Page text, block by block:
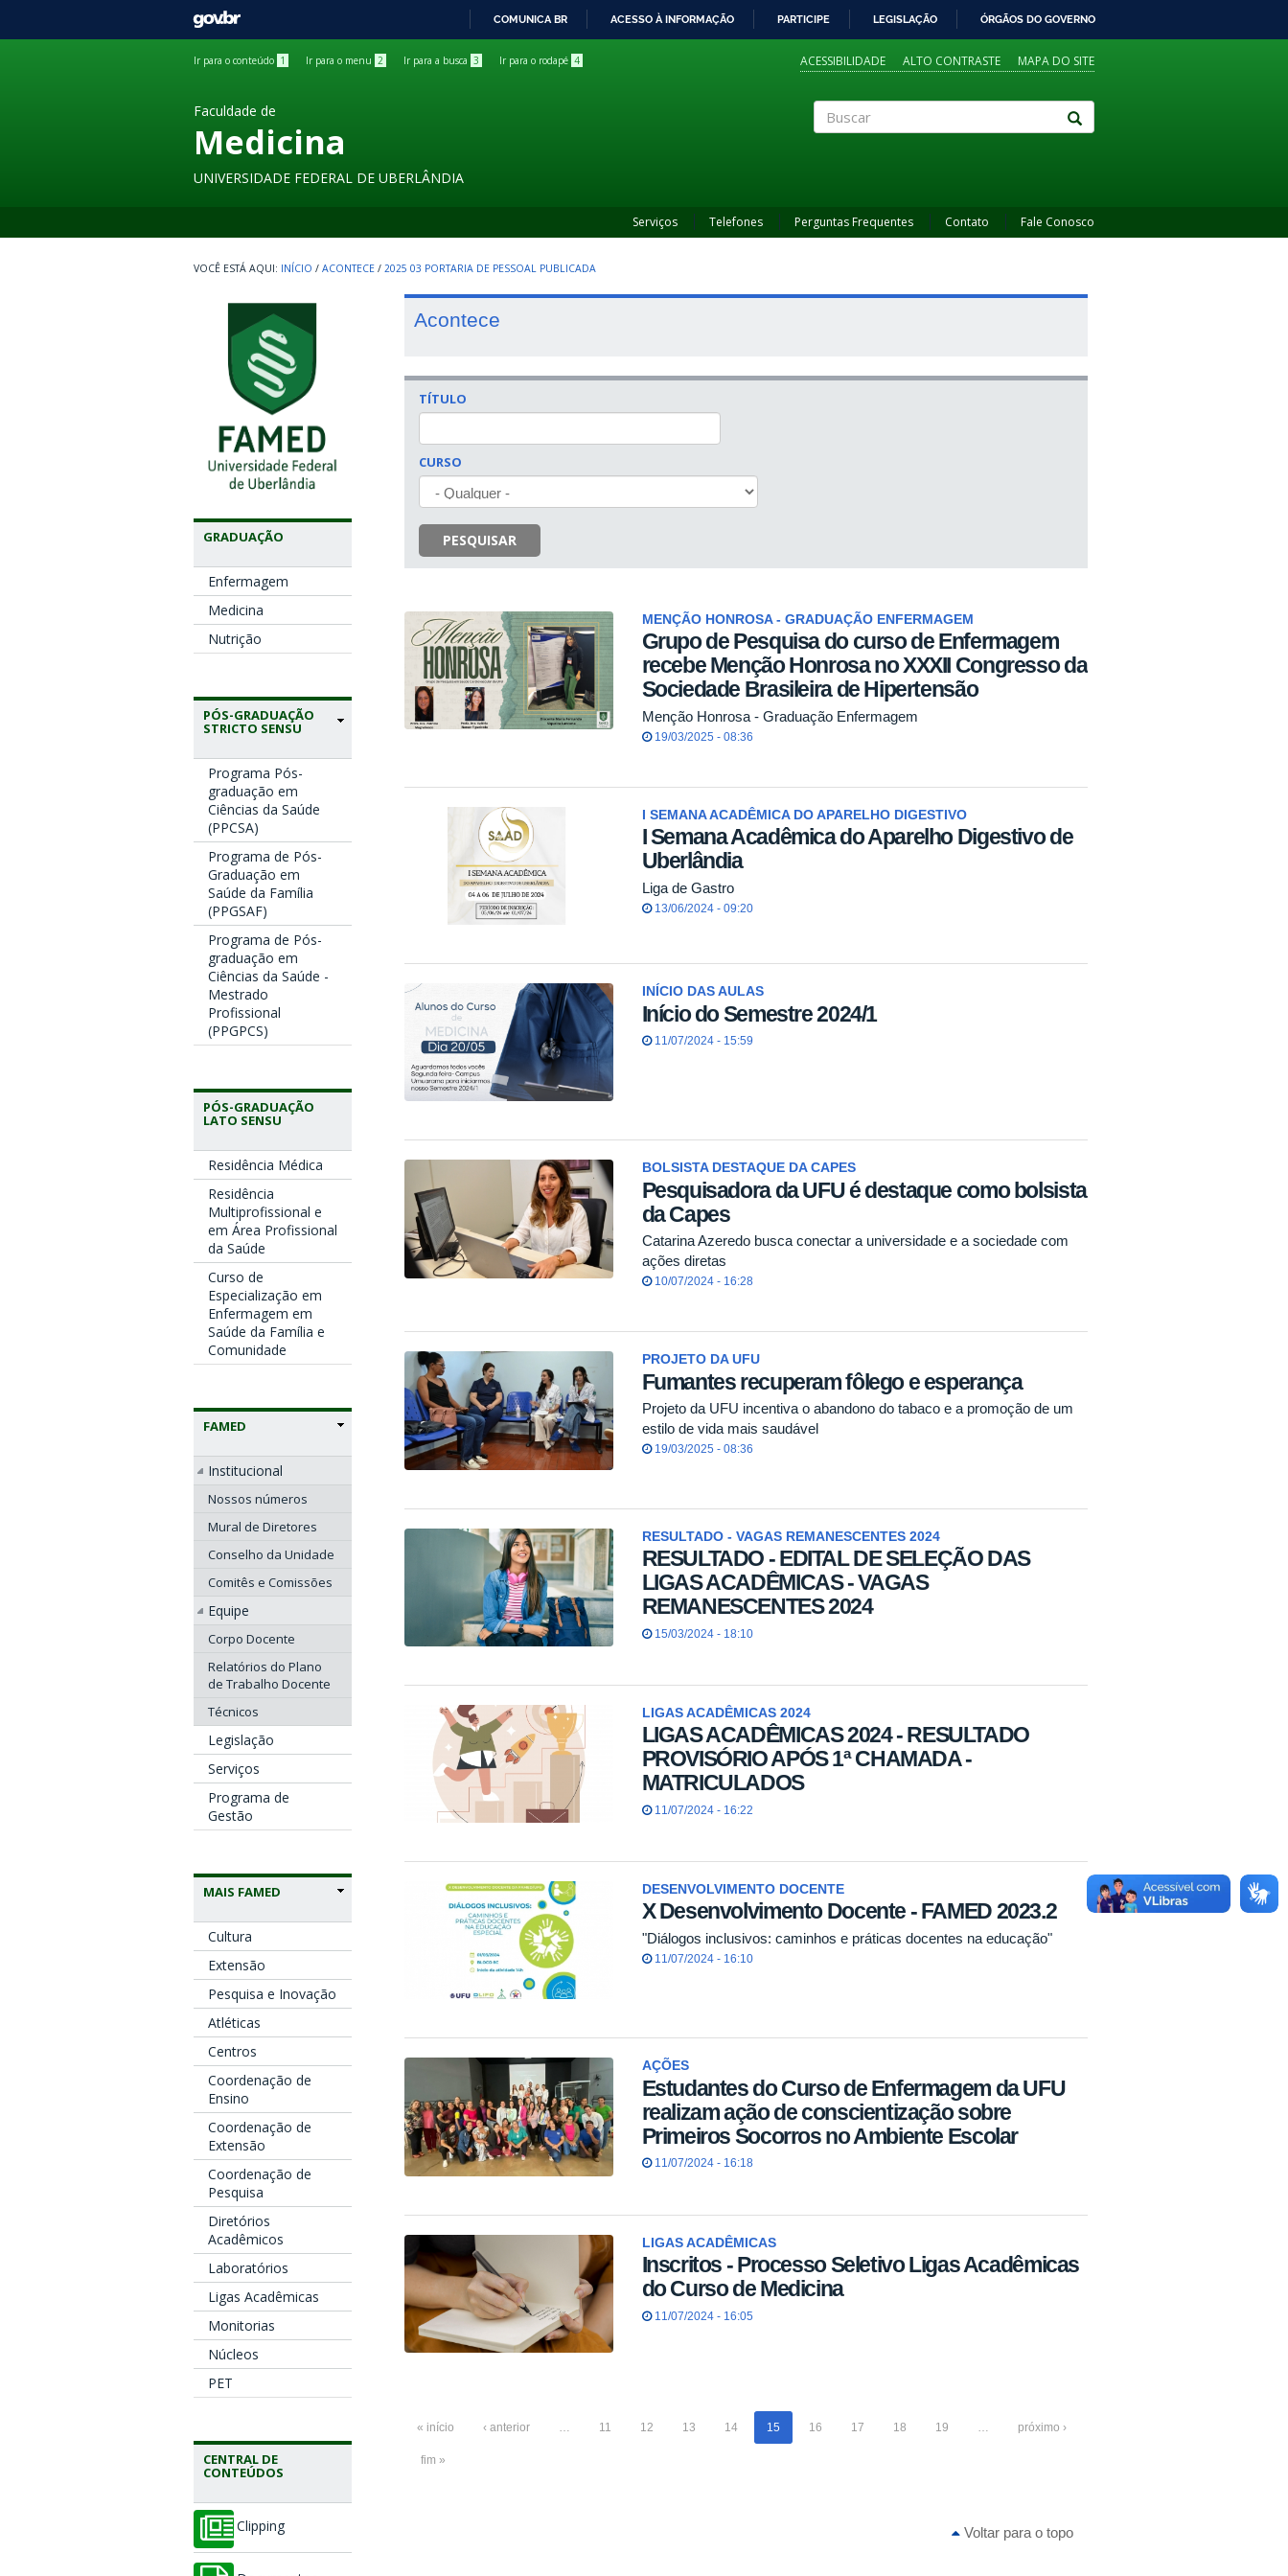
GOVBR
COMUNICA BR ACESSO À INFORMAÇÃO PARTICIPE LEGISLAÇÃO ÓRGÃOS DO GOVERNO
Ir para o conteúdo 1 Ir para o menu 2 Ir para a busca 3 Ir para o rodapé 4 ACESSIBILIDADE ALTO CONTRASTE MAPA DO SITE
Faculdade de
Medicina
UNIVERSIDADE FEDERAL DE UBERLÂNDIA
Serviços Telefones Perguntas Frequentes Contato Fale Conosco
INÍCIO / ACONTECE / 2025 03 PORTARIA DE PESSOAL PUBLICADA
GRADUAÇÃO
Enfermagem
Medicina
Nutrição
PÓS-GRADUAÇÃO
STRICTO SENSU
Programa Pós-
graduação em
Ciências da Saúde
(PPCSA)
Programa de Pós-
Graduação em
Saúde da Família
(PPGSAF)
Programa de Pós-
graduação em
Ciências da Saúde -
Mestrado
Profissional
(PPGPCS)
PÓS-GRADUAÇÃO
LATO SENSU
Residência Médica
Residência
Multiprofissional e
em Área Profissional
da Saúde
Curso de
Especialização em
Enfermagem em
Saúde da Família e
Comunidade
FAMED
Institucional
Nossos números
Mural de Diretores
Conselho da Unidade
Comitês e Comissões
Equipe
Corpo Docente
Relatórios do Plano
de Trabalho Docente
Técnicos
Legislação
Serviços
Programa de
Gestão
MAIS FAMED
Cultura
Extensão
Pesquisa e Inovação
Atléticas
Centros
Coordenação de
Ensino
Coordenação de
Extensão
Coordenação de
Pesquisa
Diretórios
Acadêmicos
Laboratórios
Ligas Acadêmicas
Monitorias
Núcleos
PET
CENTRAL DE
CONTEÚDOS
Clipping
Acontece
TÍTULO
CURSO
PESQUISAR
MENÇÃO HONROSA - GRADUAÇÃO ENFERMAGEM
Grupo de Pesquisa do curso de Enfermagem
recebe Menção Honrosa no XXXII Congresso da
Sociedade Brasileira de Hipertensão
Menção Honrosa - Graduação Enfermagem
19/03/2025 - 08:36
I SEMANA ACADÊMICA DO APARELHO DIGESTIVO
I Semana Acadêmica do Aparelho Digestivo de
Uberlândia
Liga de Gastro
13/06/2024 - 09:20
INÍCIO DAS AULAS
Início do Semestre 2024/1
11/07/2024 - 15:59
BOLSISTA DESTAQUE DA CAPES
Pesquisadora da UFU é destaque como bolsista
da Capes
Catarina Azeredo busca conectar a universidade e a sociedade com
ações diretas
10/07/2024 - 16:28
PROJETO DA UFU
Fumantes recuperam fôlego e esperança
Projeto da UFU incentiva o abandono do tabaco e a promoção de um
estilo de vida mais saudável
19/03/2025 - 08:36
RESULTADO - VAGAS REMANESCENTES 2024
RESULTADO - EDITAL DE SELEÇÃO DAS
LIGAS ACADÊMICAS - VAGAS
REMANESCENTES 2024
15/03/2024 - 18:10
LIGAS ACADÊMICAS 2024
LIGAS ACADÊMICAS 2024 - RESULTADO
PROVISÓRIO APÓS 1ª CHAMADA -
MATRICULADOS
11/07/2024 - 16:22
DESENVOLVIMENTO DOCENTE
X Desenvolvimento Docente - FAMED 2023.2
"Diálogos inclusivos: caminhos e práticas docentes na educação"
11/07/2024 - 16:10
AÇÕES
Estudantes do Curso de Enfermagem da UFU
realizam ação de conscientização sobre
Primeiros Socorros no Ambiente Escolar
11/07/2024 - 16:18
LIGAS ACADÊMICAS
Inscritos - Processo Seletivo Ligas Acadêmicas
do Curso de Medicina
11/07/2024 - 16:05
« início ‹ anterior … 11 12 13 14 15 16 17 18 19 … próximo ›
fim »
Voltar para o topo